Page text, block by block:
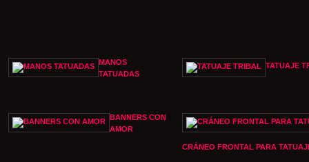
MANOS
TATUADAS
TATUAJE
BANNERS CON
AMOR
CRÁNEO FRONTAL PARA